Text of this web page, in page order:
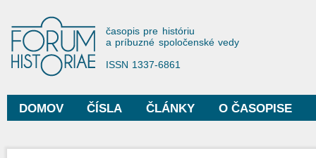
Forum Historiae
časopis pre históriu
a príbuzné spoločenské vedy
ISSN 1337-6861
Hlavné menu
DOMOV ČÍSLA ČLÁNKY O ČASOPISE